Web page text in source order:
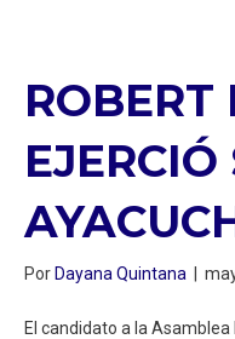
PorDayana Quintana |
El candidato a la